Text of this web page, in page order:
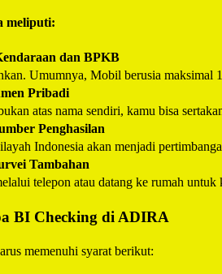
meliputi:
dan BPKB
Umumnya, Mobil berusia maksimal
Pribadi
atas nama sendiri, kamu bisa
Penghasilan
Indonesia akan menjadi
Tambahan
telepon atau datang ke rumah untuk
BI Checking di ADIRA
memenuhi syarat berikut: